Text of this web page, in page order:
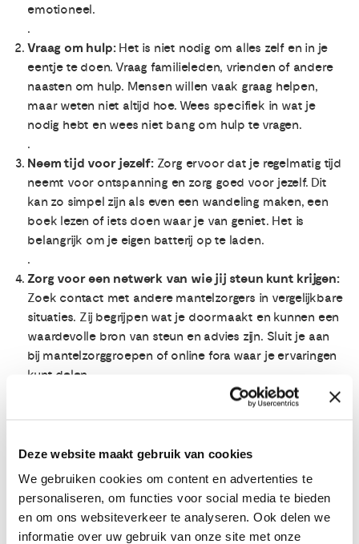
Deze website maakt gebruik van cookies
We gebruiken cookies om content en advertenties te
personaliseren, om functies voor social media te bieden
en om ons websiteverkeer te analyseren. Ook delen we
informatie over uw gebruik van onze site met onze
emotioneel.
.
Vraag om hulp:Het is niet nodig om alles zelf en in je
eentje te doen. Vraag familieleden, vrienden of andere
naasten om hulp. Mensen willen vaak graag helpen,
maar weten niet altijd hoe. Wees specifiek in wat je
nodig hebt en wees niet bang om hulp te vragen.
.
Neem tijd voor jezelf:Zorg ervoor dat je regelmatig tijd
neemt voor ontspanning en zorg goed voor jezelf. Dit
kan zo simpel zijn als even een wandeling maken, een
boek lezen of iets doen waar je van geniet. Het is
belangrijk om je eigen batterij op te laden.
.
Zorg voor een netwerk van wie jij steun kunt krijgen:
Zoek contact met andere mantelzorgers in vergelijkbare
situaties. Zij begrijpen wat je doormaakt en kunnen een
waardevolle bron van steun en advies zijn. Sluit je aan
bij mantelzorggroepen of online fora waar je ervaringen
kunt delen.
Zorg voor goede communicatie met je dierbare:
zorgbehoeften, verwachtingen en mogelijke
aanpassingen. Wat kan en wil ze zelf doen en waar heeft
ze hulp bij nodig? Overleg ook met andere familieleden
om ervoor te zorgen dat iedereen op de hoogte is wat
nodig is en kan bijdragen aan de zorgtaken.